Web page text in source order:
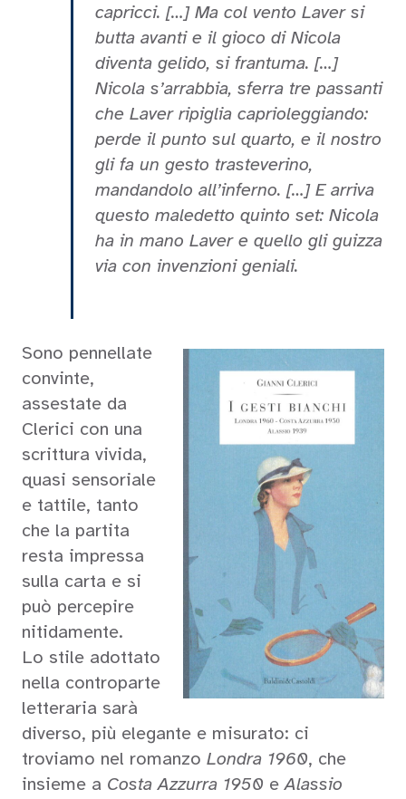
capricci. […] Ma col vento Laver si
butta avanti e il gioco di Nicola
diventa gelido, si frantuma. […]
Nicola s’arrabbia, sferra tre passanti
che Laver ripiglia caprioleggiando:
perde il punto sul quarto, e il nostro
gli fa un gesto trasteverino,
mandandolo all’inferno. […] E arriva
questo maledetto quinto set: Nicola
ha in mano Laver e quello gli guizza
via con invenzioni geniali.
Sono pennellate
convinte,
assestate da
Clerici con una
scrittura vivida,
quasi sensoriale
e tattile, tanto
che la partita
resta impressa
sulla carta e si
può percepire
nitidamente.
Lo stile adottato
nella controparte
letteraria sarà
diverso, più elegante e misurato: ci
troviamo nel romanzo Londra 1960, che
insieme a Costa Azzurra 1950 eAlassio